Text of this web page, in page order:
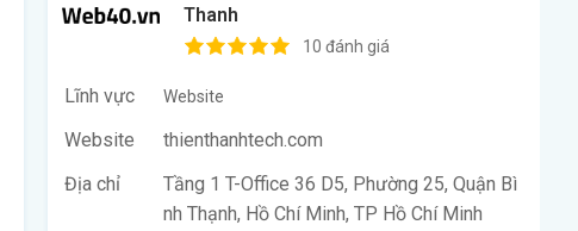
Thanh
10 đánh giá
Lĩnh vực Website
Website
thienthanhtech.com
Địa chỉ
Tầng 1 T-Office 36 D5, Phường 25, Quận Bì
nh Thạnh, Hồ Chí Minh, TP Hồ Chí Minh